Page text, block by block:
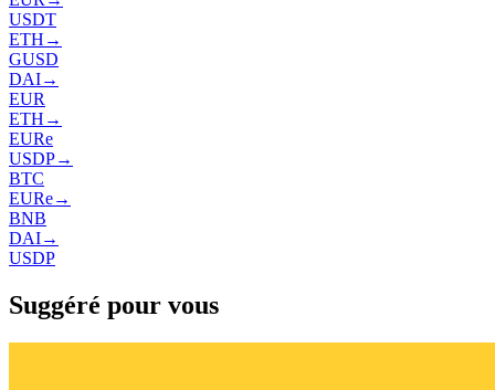
USDT
ETH →
GUSD
DAI→
EUR
ETH →
EURe
USDP→
BTC
EURe→
BNB
DAI→
USDP
Suggéré pour vous